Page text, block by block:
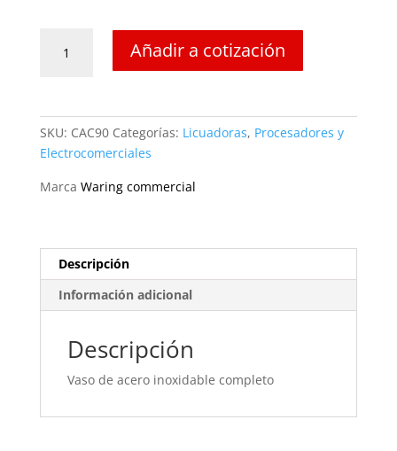
CAC90
cantidad
Añadir a cotización
SKU: CAC90 Categorías: Licuadoras, Procesadores y
Electrocomerciales
Marca Waring commercial
Descripción
Información adicional
Descripción
Vaso de acero inoxidable completo